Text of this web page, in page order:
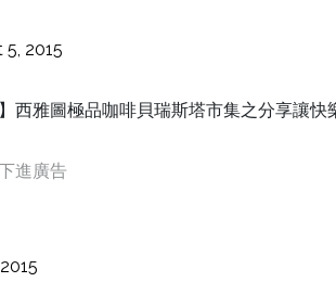
2015
】西雅圖極品咖啡貝瑞斯塔市集之分享讓快
進廣告